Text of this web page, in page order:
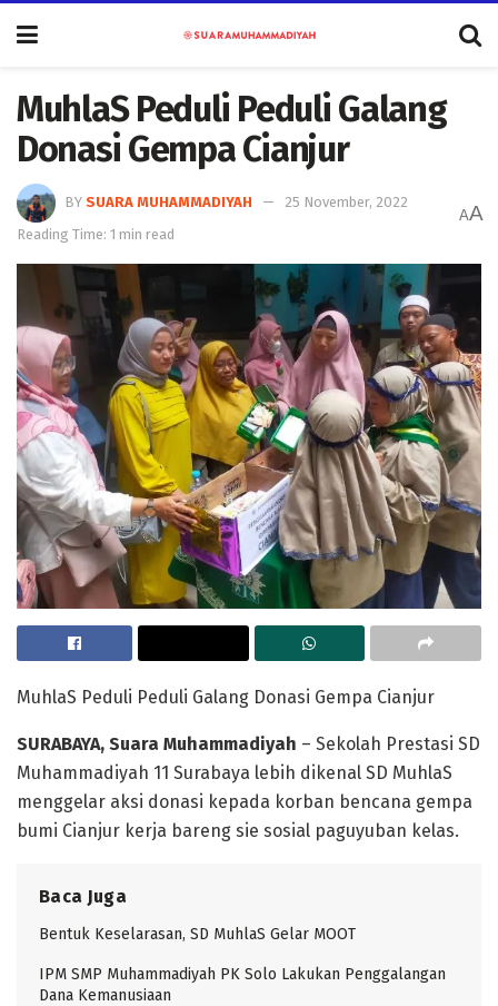
MuhlaS Peduli Peduli Galang
Donasi Gempa Cianjur
BY SUARA MUHAMMADIYAH
25 November, 2022
Reading Time: 1 min read
AA
MuhlaS Peduli Peduli Galang Donasi Gempa Cianjur
SURABAYA, Suara Muhammadiyah – Sekolah Prestasi SD
Muhammadiyah 11 Surabaya lebih dikenal SD MuhlaS
menggelar aksi donasi kepada korban bencana gempa
bumi Cianjur kerja bareng sie sosial paguyuban kelas.
Baca Juga
Bentuk Keselarasan, SD MuhlaS Gelar MOOT
IPM SMP Muhammadiyah PK Solo Lakukan Penggalangan
Dana Kemanusiaan